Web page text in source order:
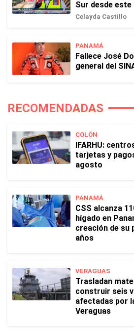
Sur desde
Celayda Castillo
PANAMÁ
Fallece José
general del
RECOMENDADAS
COLÓN
IFARHU:
tarjetas y
agosto
PANAMÁ
CSS alcanza
hígado en
creación de su
años
VERAGUAS
Trasladan
construir seis
afectadas por
Veraguas